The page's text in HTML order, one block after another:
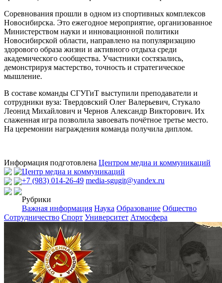
Соревнования прошли в одном из спортивных комплексов
Новосибирска. Это ежегодное мероприятие, организованное
Министерством науки и инновационной политики
Новосибирской области, направлено на популяризацию
здорового образа жизни и активного отдыха среди
академического сообщества. Участники состязались,
демонстрируя мастерство, точность и стратегическое
мышление.
В составе команды СГУГиТ выступили преподаватели и
сотрудники вуза: Твердовский Олег Валерьевич, Стукало
Леонид Михайлович и Чернов Александр Викторович. Их
слаженная игра позволила завоевать почётное третье место.
На церемонии награждения команда получила диплом.
Информация подготовлена Центром медиа и коммуникаций
Центр медиа и коммуникаций
+7 (983) 014-26-49 media-sgugit@yandex.ru
Рубрики
Важная информация Наука Образование Общество
Сотрудничество Спорт Университет Атмосфера